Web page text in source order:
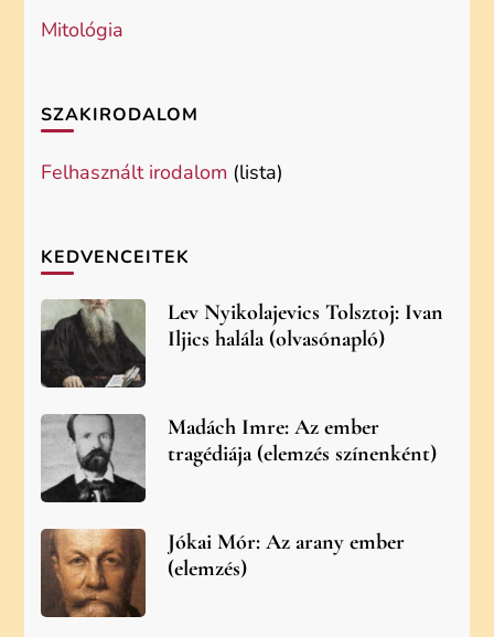
Mitológia
SZAKIRODALOM
Felhasznált irodalom (lista)
KEDVENCEITEK
Lev Nyikolajevics Tolsztoj: Ivan
Iljics halála (olvasónapló)
Madách Imre: Az ember
tragédiája (elemzés színenként)
Jókai Mór: Az arany ember
(elemzés)